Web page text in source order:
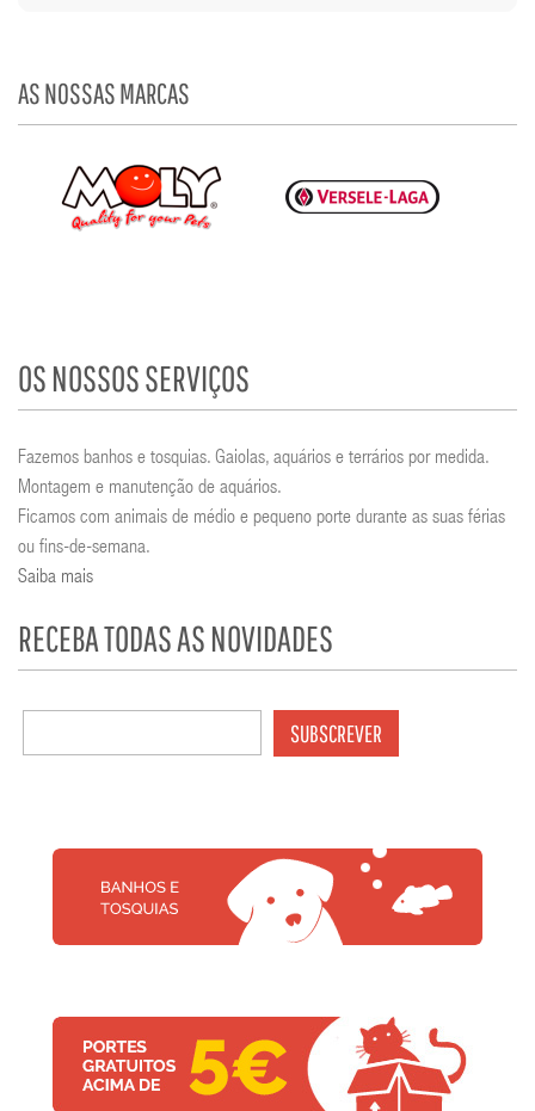
AS NOSSAS MARCAS
OS NOSSOS SERVIÇOS
Fazemos banhos e tosquias. Gaiolas, aquários e terrários por medida.
Montagem e manutenção de aquários.
Ficamos com animais de médio e pequeno porte durante as suas férias
ou fins-de-semana.
Saiba mais
RECEBA TODAS AS NOVIDADES
SUBSCREVER